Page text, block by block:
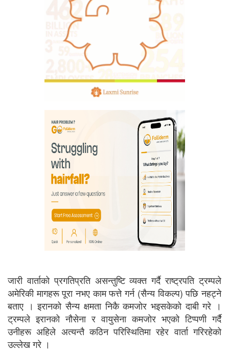
जारी वार्ताको प्रगतिप्रति असन्तुष्टि व्यक्त गर्दै राष्ट्रपति ट्रम्पले
अमेरिकी मागहरू पूरा नभए काम फत्ते गर्न (सैन्य विकल्प) पछि नहट्ने
बताए । इरानको सैन्य क्षमता निकै कमजोर भइसकेको दाबी गरे ।
ट्रम्पले इरानको नौसेना र वायुसेना कमजोर भएको टिप्पणी गर्दै
उनीहरू अहिले अत्यन्तै कठिन परिस्थितिमा रहेर वार्ता गरिरहेको
उल्लेख गरे ।